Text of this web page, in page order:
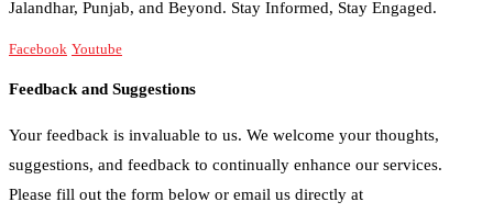
Jalandhar, Punjab, and Beyond. Stay Informed, Stay Engaged.
Facebook Youtube
Feedback and Suggestions
Your feedback is invaluable to us. We welcome your thoughts,
suggestions, and feedback to continually enhance our services.
Please fill out the form below or email us directly at